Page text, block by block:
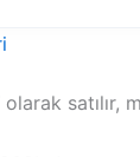
satılır,